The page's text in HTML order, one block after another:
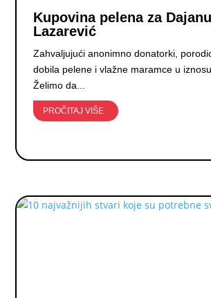
Kupovina pelena za Dajanu
Lazarević
Zahvaljujući anonimno donatorki,
dobila pelene i vlažne maramce u
Želimo da...
PROČITAJ VIŠE